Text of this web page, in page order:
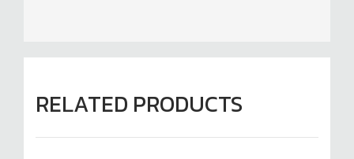
RELATED PRODUCTS